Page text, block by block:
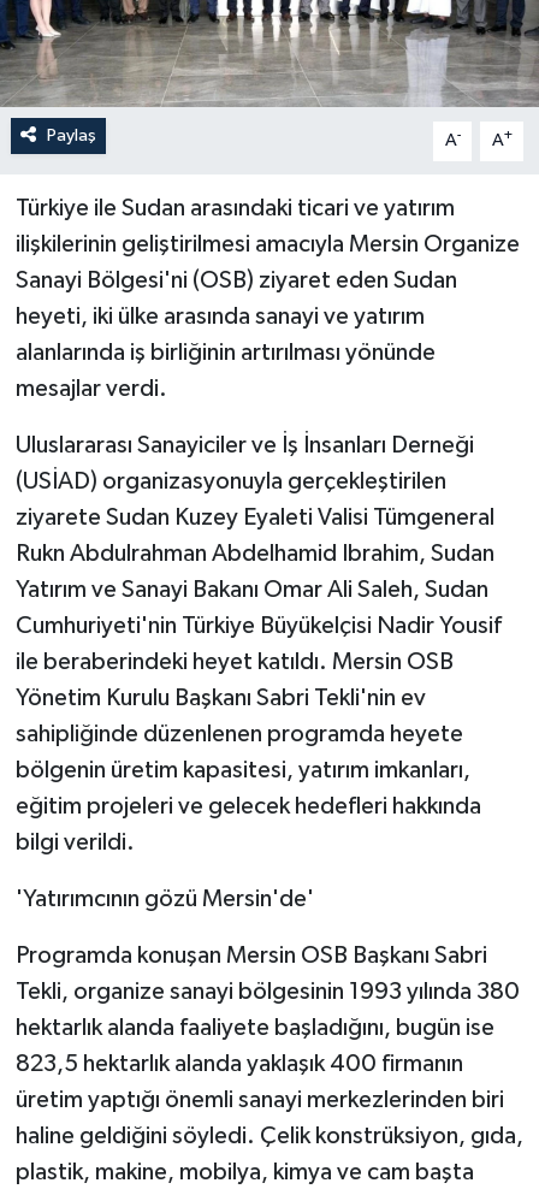
Paylaş A- A+
Türkiye ile Sudan arasındaki ticari ve yatırım
ilişkilerinin geliştirilmesi amacıyla Mersin Organize
Sanayi Bölgesi'ni (OSB) ziyaret eden Sudan
heyeti, iki ülke arasında sanayi ve yatırım
alanlarında iş birliğinin artırılması yönünde
mesajlar verdi.
Uluslararası Sanayiciler ve İş İnsanları Derneği
(USİAD) organizasyonuyla gerçekleştirilen
ziyarete Sudan Kuzey Eyaleti Valisi Tümgeneral
Rukn Abdulrahman Abdelhamid Ibrahim, Sudan
Yatırım ve Sanayi Bakanı Omar Ali Saleh, Sudan
Cumhuriyeti'nin Türkiye Büyükelçisi Nadir Yousif
ile beraberindeki heyet katıldı. Mersin OSB
Yönetim Kurulu Başkanı Sabri Tekli'nin ev
sahipliğinde düzenlenen programda heyete
bölgenin üretim kapasitesi, yatırım imkanları,
eğitim projeleri ve gelecek hedefleri hakkında
bilgi verildi.
'Yatırımcının gözü Mersin'de'
Programda konuşan Mersin OSB Başkanı Sabri
Tekli, organize sanayi bölgesinin 1993 yılında 380
hektarlık alanda faaliyete başladığını, bugün ise
823,5 hektarlık alanda yaklaşık 400 firmanın
üretim yaptığı önemli sanayi merkezlerinden biri
haline geldiğini söyledi. Çelik konstrüksiyon, gıda,
plastik, makine, mobilya, kimya ve cam başta